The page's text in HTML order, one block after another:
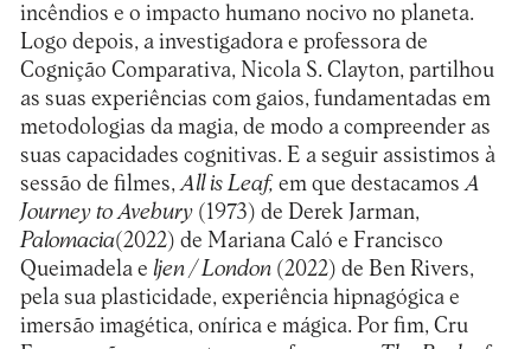
incêndios e o impacto humano nocivo no planeta.
Logo depois, a investigadora e professora de
Cognição Comparativa, Nicola S. Clayton, partilhou
as suas experiências com gaios, fundamentadas em
metodologias da magia, de modo a compreender as
suas capacidades cognitivas. E a seguir assistimos à
sessão de filmes, All is Leaf, em que destacamos A
Journey to Avebury(1973) de Derek Jarman,
Palomacia(2022) de Mariana Caló e Francisco
Queimadela e ljen / London(2022) de Ben Rivers,
pela sua plasticidade, experiência hipnagógica e
imersão imagética, onírica e mágica. Por fim, Cru